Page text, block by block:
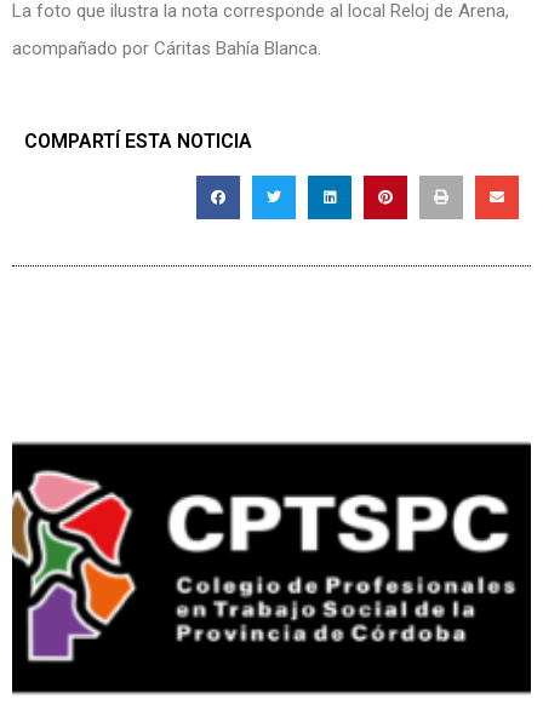
La foto que ilustra la nota corresponde al local Reloj de Arena,
acompañado por Cáritas Bahía Blanca.
COMPARTÍ ESTA NOTICIA